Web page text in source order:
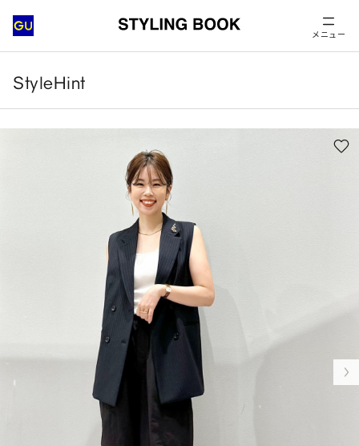
メニュー
StyleHint